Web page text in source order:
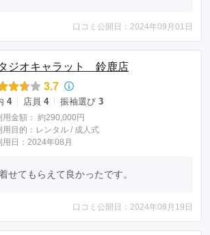
口コミ公開日：2024年09月01日
ジオキャラット 鈴鹿店
3.7
4 店員 4 振袖選び 3
用金額： 約290,000円
用目的： レンタル / 成人式
用日：2024年08月
せてもらえて良かったです。
口コミ公開日：2024年08月19日